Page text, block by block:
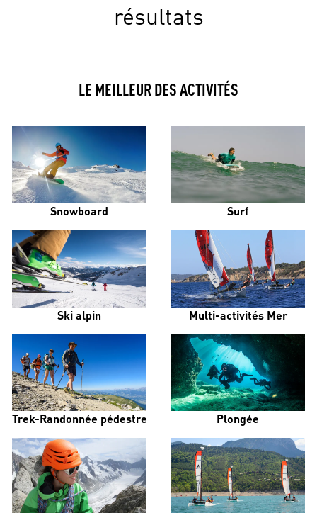
résultats
LE MEILLEUR DES ACTIVITÉS
Snowboard Surf
Ski alpin Multi-activités Mer
Trek-Randonnée pédestre Plongée